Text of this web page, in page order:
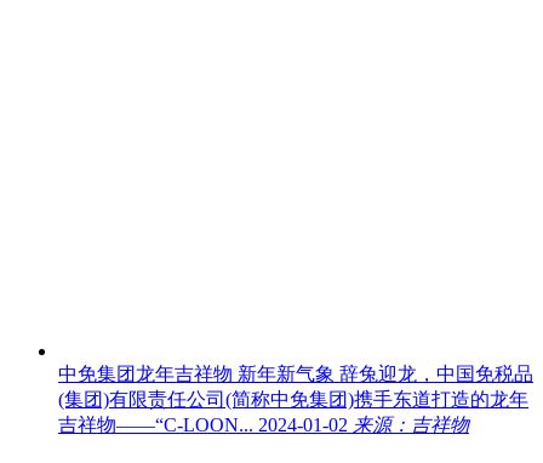
中免集团龙年吉祥物 新年新气象 辞兔迎龙，中国免税品
(集团)有限责任公司(简称中免集团)携手东道打造的龙年
吉祥物——“C-LOON... 2024-01-02 来源：吉祥物